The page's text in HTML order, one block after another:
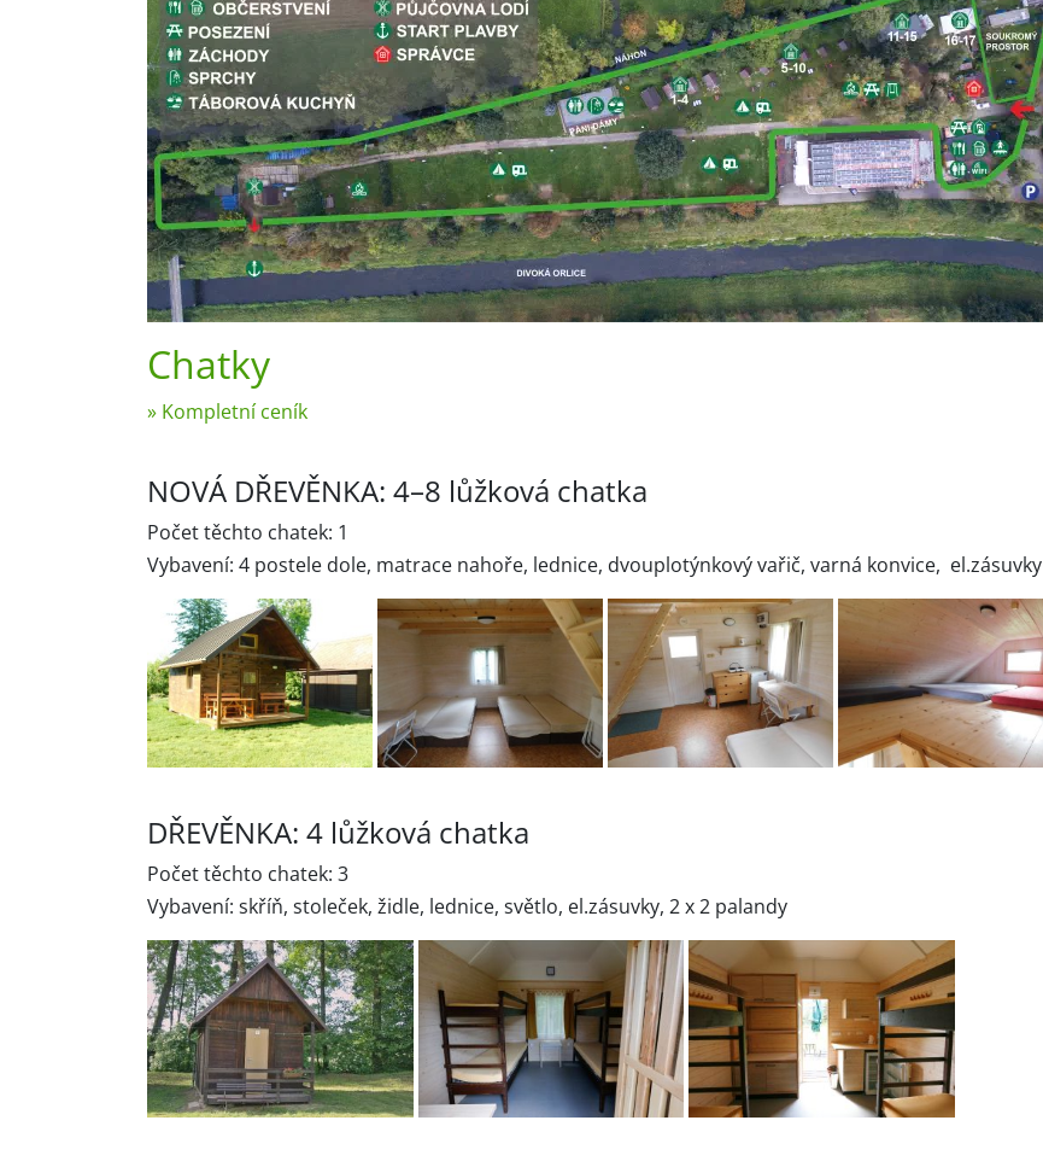
Chatky
» Kompletní ceník
NOVÁ DŘEVĚNKA: 4–8 lůžková chatka
Počet těchto chatek: 1
Vybavení: 4 postele dole, matrace nahoře, lednice, dvouplotýnkový vařič, varná konvice, el.zásuvky
DŘEVĚNKA: 4 lůžková chatka
Počet těchto chatek: 3
Vybavení: skříň, stoleček, židle, lednice, světlo, el.zásuvky, 2 x 2 palandy